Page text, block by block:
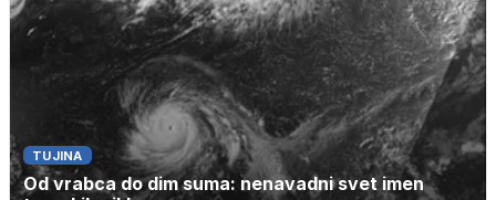
TUJINA
Od vrabca do dim suma: nenavadni svet imen